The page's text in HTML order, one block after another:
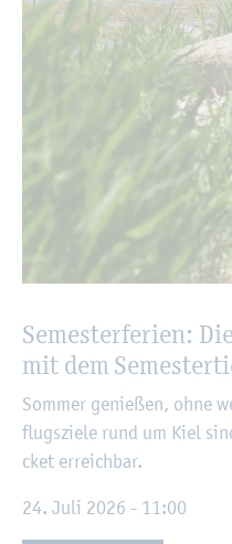
Se­mes­ter­fe­ri­en:
mit dem
Som­mer ge­nie­ßen, ohne
flugs­zie­le rund um Kiel
cket er­reich­bar.
24. Juli 2026 - 11:00